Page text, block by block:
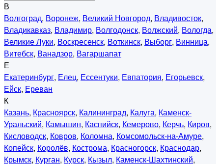
В
Волгоград, Воронеж, Великий Новгород, Владивосток,
Владикавказ, Владимир, Волгодонск, Волжский, Вологда,
Великие Луки, Воскресенск, Воткинск, Выборг, Винница,
Витебск, Ванадзор, Вагаршапат
Е
Екатеринбург, Елец, Ессентуки, Евпатория, Егорьевск,
Ейск, Ереван
К
Казань, Красноярск, Калининград, Калуга, Каменск-
Уральский, Камышин, Каспийск, Кемерово, Керчь, Киров,
Кисловодск, Ковров, Коломна, Комсомольск-на-Амуре,
Копейск, Королёв, Кострома, Красногорск, Краснодар,
Крымск, Курган, Курск, Кызыл, Каменск-Шахтинский,